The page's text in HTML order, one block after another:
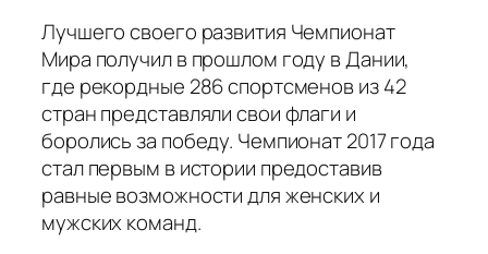
Лучшего своего развития Чемпионат
Мира получил в прошлом году в Дании,
где рекордные 286 спортсменов из 42
стран представляли свои флаги и
боролись за победу. Чемпионат 2017 года
стал первым в истории предоставив
равные возможности для женских и
мужских команд.